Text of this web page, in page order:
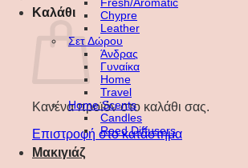
Καλάθι
Κανένα προϊόν στο καλάθι σας.
Επιστροφή στο κατάστημα
Chypre
Leather
Σετ Δώρου
Άνδρας
Γυναίκα
Home
Travel
Home Scents
Candles
Reed Diffusers
Μακιγιάζ